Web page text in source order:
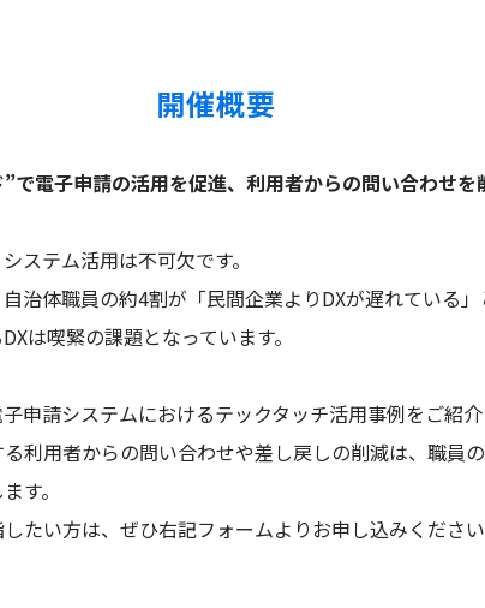
開催概要
で電子申請の活用を促進、利用者からの問い合わせを
ステム活用は不可欠です。
治体職員の約4割が「民間企業よりDXが遅れている
は喫緊の課題となっています。
申請システムにおけるテックタッチ活用事例をご紹介
利用者からの問い合わせや差し戻しの削減は、職員
す。
たい方は、ぜひ右記フォームよりお申し込みください